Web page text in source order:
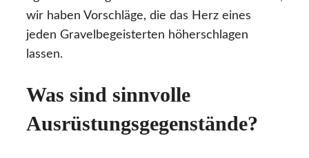
wir haben Vorschläge, die das Herz eines
jeden Gravelbegeisterten höherschlagen
lassen.
Was sind sinnvolle
Ausrüstungsgegenstände?